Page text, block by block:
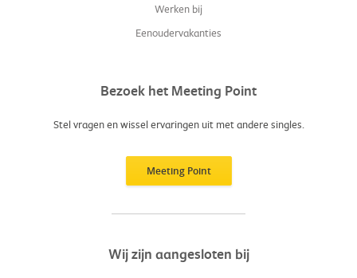
Werken bij
Eenoudervakanties
Bezoek het Meeting Point
Stel vragen en wissel ervaringen uit met andere singles.
Meeting Point
Wij zijn aangesloten bij